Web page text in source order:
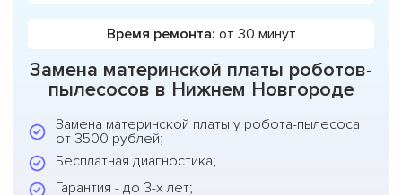
Замена материнской платы роботов-
пылесосов в Нижнем Новгороде
Замена материнской платы у робота-пылесоса
от 3500 рублей;
Бесплатная диагностика;
Гарантия - до 3-х лет;
Время ремонта: от 30 минут